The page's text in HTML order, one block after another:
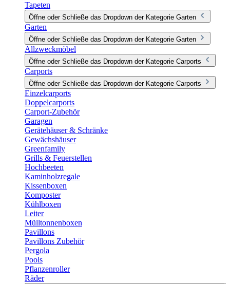
Tapeten
Öffne oder Schließe das Dropdown der Kategorie Garten
Garten
Öffne oder Schließe das Dropdown der Kategorie Garten
Allzweckmöbel
Öffne oder Schließe das Dropdown der Kategorie Carports
Carports
Öffne oder Schließe das Dropdown der Kategorie Carports
Einzelcarports
Doppelcarports
Carport-Zubehör
Garagen
Gerätehäuser & Schränke
Gewächshäuser
Greenfamily
Grills & Feuerstellen
Hochbeeten
Kaminholzregale
Kissenboxen
Komposter
Kühlboxen
Leiter
Mülltonnenboxen
Pavillons
Pavillons Zubehör
Pergola
Pools
Pflanzenroller
Räder